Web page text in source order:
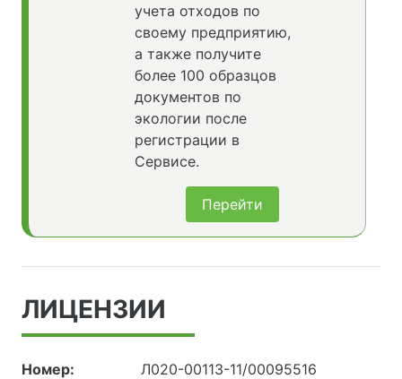
учета отходов по
своему предприятию,
а также получите
более 100 образцов
документов по
экологии после
регистрации в
Сервисе.
Перейти
ЛИЦЕНЗИИ
Номер: Л020-00113-11/00095516